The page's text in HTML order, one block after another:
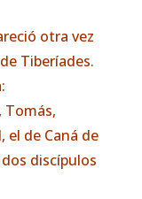
otra vez
Tiberíades.
Tomás,
el de Caná de
discípulos